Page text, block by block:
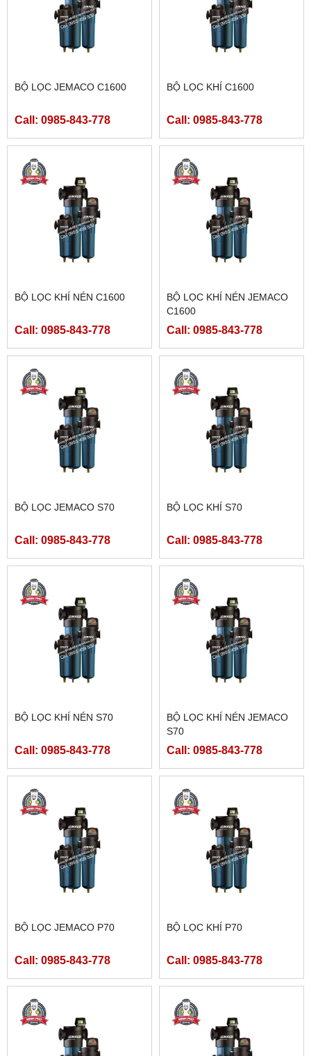
BỘ LỌC JEMACO C1600
Call: 0985-843-778
BỘ LỌC KHÍ C1600
Call: 0985-843-778
BỘ LỌC KHÍ NÉN C1600
Call: 0985-843-778
BỘ LỌC KHÍ NÉN JEMACO
C1600
Call: 0985-843-778
BỘ LỌC JEMACO S70
Call: 0985-843-778
BỘ LỌC KHÍ S70
Call: 0985-843-778
BỘ LỌC KHÍ NÉN S70
Call: 0985-843-778
BỘ LỌC KHÍ NÉN JEMACO
S70
Call: 0985-843-778
BỘ LỌC JEMACO P70
Call: 0985-843-778
BỘ LỌC KHÍ P70
Call: 0985-843-778